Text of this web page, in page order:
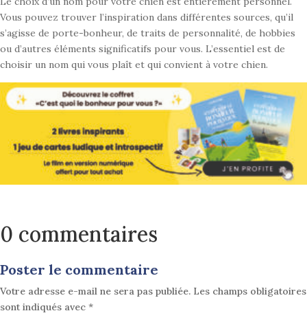
Vous pouvez trouver l’inspiration dans différentes sources, qu’il
s’agisse de porte-bonheur, de traits de personnalité, de hobbies
ou d’autres éléments significatifs pour vous. L’essentiel est de
choisir un nom qui vous plaît et qui convient à votre chien.
0 commentaires
Poster le commentaire
Votre adresse e-mail ne sera pas publiée. Les champs obligatoires
sont indiqués avec *